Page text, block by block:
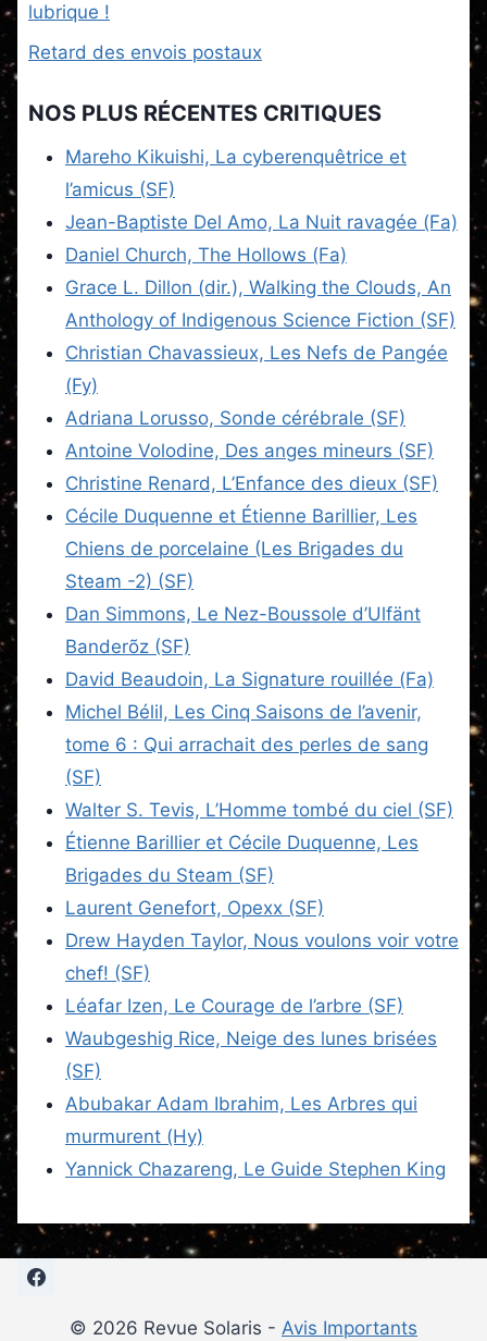
lubrique !
Retard des envois postaux
NOS PLUS RÉCENTES CRITIQUES
Mareho Kikuishi, La cyberenquêtrice et
l’amicus (SF)
Jean-Baptiste Del Amo, La Nuit ravagée (Fa)
Daniel Church, The Hollows (Fa)
Grace L. Dillon (dir.), Walking the Clouds, An
Anthology of Indigenous Science Fiction (SF)
Christian Chavassieux, Les Nefs de Pangée
(Fy)
Adriana Lorusso, Sonde cérébrale (SF)
Antoine Volodine, Des anges mineurs (SF)
Christine Renard, L’Enfance des dieux (SF)
Cécile Duquenne et Étienne Barillier, Les
Chiens de porcelaine (Les Brigades du
Steam -2) (SF)
Dan Simmons, Le Nez-Boussole d’Ulfänt
Banderõz (SF)
David Beaudoin, La Signature rouillée (Fa)
Michel Bélil, Les Cinq Saisons de l’avenir,
tome 6 : Qui arrachait des perles de sang
(SF)
Walter S. Tevis, L’Homme tombé du ciel (SF)
Étienne Barillier et Cécile Duquenne, Les
Brigades du Steam (SF)
Laurent Genefort, Opexx (SF)
Drew Hayden Taylor, Nous voulons voir votre
chef! (SF)
Léafar Izen, Le Courage de l’arbre (SF)
Waubgeshig Rice, Neige des lunes brisées
(SF)
Abubakar Adam Ibrahim, Les Arbres qui
murmurent (Hy)
Yannick Chazareng, Le Guide Stephen King
© 2026 Revue Solaris - Avis Importants